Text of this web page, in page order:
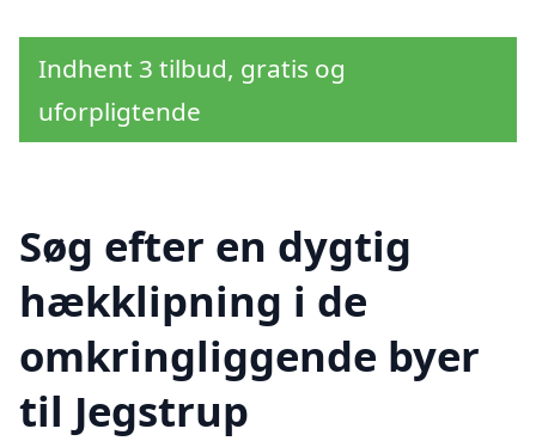
Indhent 3 tilbud, gratis og
uforpligtende
Søg efter en dygtig
hækklipning i de
omkringliggende byer
til Jegstrup